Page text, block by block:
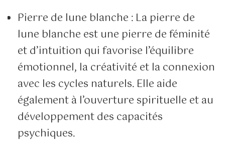
Pierre de lune blanche : La pierre de
lune blanche est une pierre de féminité
et d’intuition qui favorise l’équilibre
émotionnel, la créativité et la connexion
avec les cycles naturels. Elle aide
également à l’ouverture spirituelle et au
développement des capacités
psychiques.